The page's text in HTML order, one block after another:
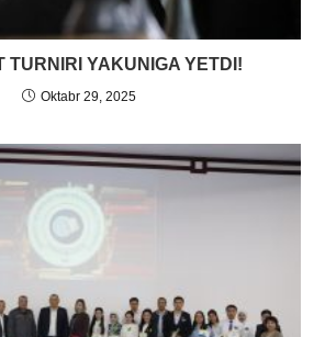
TURNIRI YAKUNIGA YETDI!
Oktabr 29, 2025